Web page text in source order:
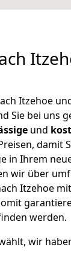
Itzehoe
Sie bei uns
und
damit
in Ihrem
wir über
Itzehoe
werden.
wir